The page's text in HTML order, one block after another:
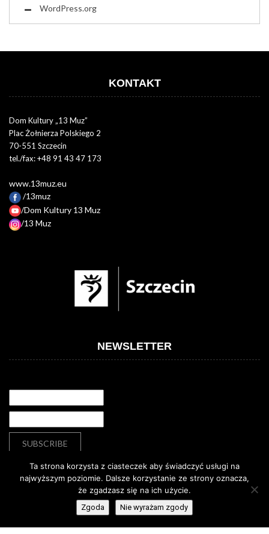
WordPress.org
KONTAKT
Dom Kultury „13 Muz”
Plac Żołnierza Polskiego 2
70-551 Szczecin
tel./fax: +48 91 43 47 173
www.13muz.eu
/13muz
/Dom Kultury 13 Muz
/13 Muz
NEWSLETTER
Deklaracja dostępności Deklaracja dostępności
© CopyrightDom Kultury „13 Muz”
Ta strona korzysta z ciasteczek aby świadczyć usługi na
najwyższym poziomie. Dalsze korzystanie ze strony oznacza,
że zgadzasz się na ich użycie.
Zgoda Nie wyrażam zgody